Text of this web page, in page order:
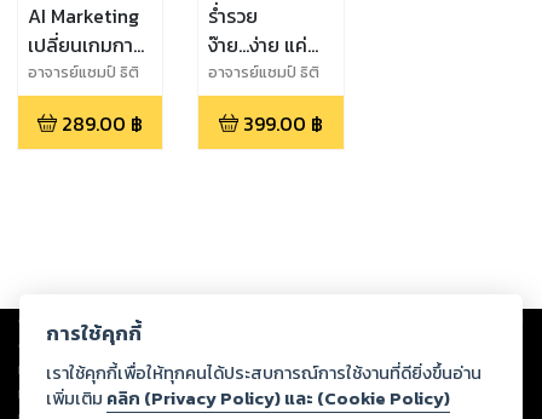
AI Marketing
เปลี่ยนเกมการ
ตลาดของคุณ
ผ่าน บทสนทนา
กับ ChatGPT
อาจารย์แชมป์ ธิติ
พล เทียมจันทร์
289.00 ฿
ร่ำรวย
ง๊าย...ง่าย แค่
เข้าใจ การ
ตลาด
Wealthy
อาจารย์แชมป์ ธิติ
พล เทียมจันทร์
399.00 ฿
Copyright © 2026
ต่อผลงานหรือเนื้อหาใดที่อัปโหลดผ่านเว็บไซต์และปรากฏว่าละเมิดสิทธิใน
ทรัพย์สินทางปัญญาของบุคคลอื่นหรือขัดต่อกฎหมายและศีลธรรม ดังนั้น ผู้อ่าน
ทุกท่านโปรดใช้วิจารณญาณในการกลั่นกรองด้วยตนเอง และหากท่านพบว่าส่วน
การใช้คุกกี้
เราใช้คุกกี้เพื่อให้ทุกคนได้ประสบการณ์การใช้งานที่ดียิ่งขึ้นอ่าน
เพิ่มเติม คลิก (Privacy Policy) และ (Cookie Policy)